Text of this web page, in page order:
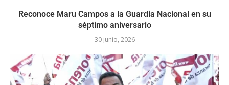
Reconoce Maru Campos a la Guardia Nacional en su
séptimo aniversario
30 junio, 2026